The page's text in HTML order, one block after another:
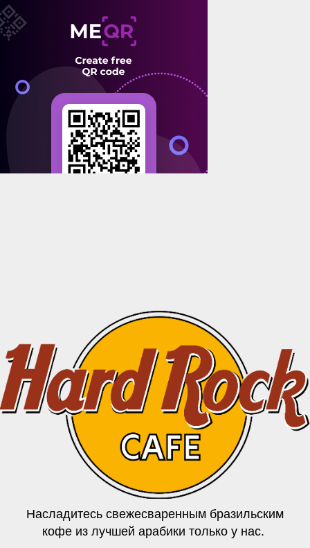
Насладитесь свежесваренным бразильским
кофе из лучшей арабики только у нас.